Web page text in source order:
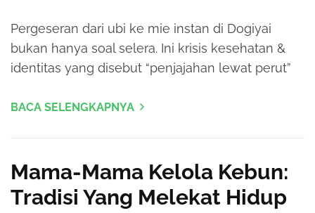
Pergeseran dari ubi ke mie instan di Dogiyai
bukan hanya soal selera. Ini krisis kesehatan &
identitas yang disebut “penjajahan lewat perut”
BACA SELENGKAPNYA
Mama-Mama Kelola Kebun:
Tradisi Yang Melekat Hidup